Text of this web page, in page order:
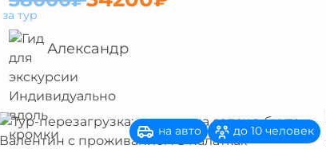
за тур
Александр
на авто до 10 человек